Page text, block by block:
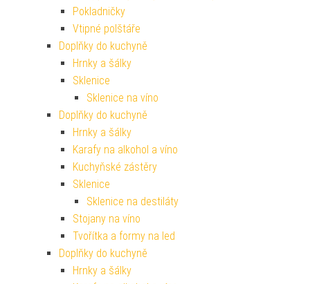
Pokladničky
Vtipné polštáře
Doplňky do kuchyně
Hrnky a šálky
Sklenice
Sklenice na víno
Doplňky do kuchyně
Hrnky a šálky
Karafy na alkohol a víno
Kuchyňské zástěry
Sklenice
Sklenice na destiláty
Stojany na víno
Tvořítka a formy na led
Doplňky do kuchyně
Hrnky a šálky